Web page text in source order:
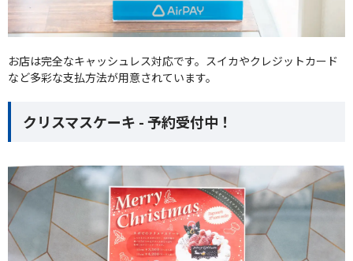
お店は完全なキャッシュレス対応です。スイカやクレジットカード
など多彩な支払方法が用意されています。
クリスマスケーキ - 予約受付中！